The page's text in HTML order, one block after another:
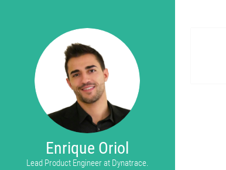
Enrique Oriol
Lead Product Engineer at Dynatrace.